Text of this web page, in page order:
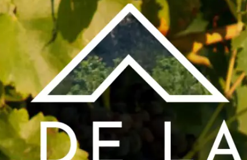
11 août 2026 Oenologie
Sunsets Vignerons en
Luberon au Domaine de
La Bastidonne
Cabrières-d'Avignon
18:30
11 août 2026
Sunsets Vignerons 2026
au Château Saint Pons
18:30